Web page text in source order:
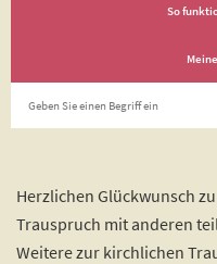
So
Herzlichen Glückwunsch
Trauspruch mit anderen
Weitere zur kirchlichen